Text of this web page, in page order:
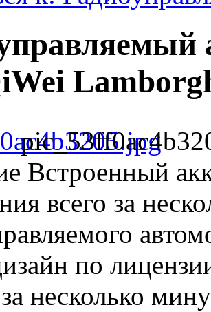
Встроенный
всего за
по
несколько